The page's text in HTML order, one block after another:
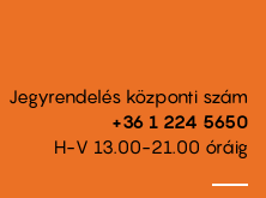
Jegyrendelés központi szám
+36 1 224 5650
H-V 13.00-21.00 óráig